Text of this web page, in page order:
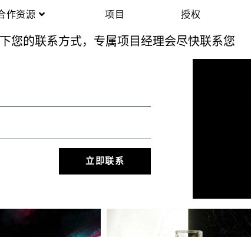
作资源 项目 授权
您的联系方式，专属项目经理会尽快联系您
立即联系